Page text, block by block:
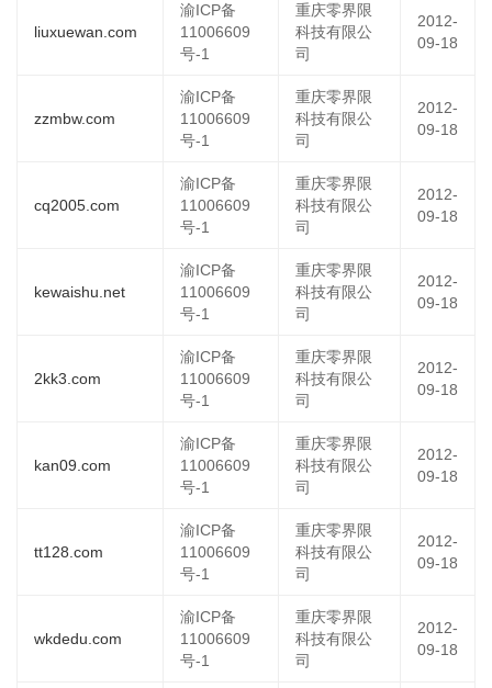
liuxuewan.com
渝ICP备
11006609
号-1
重庆零界限
科技有限公
司
2012-
09-18
zzmbw.com
渝ICP备
11006609
号-1
重庆零界限
科技有限公
司
2012-
09-18
cq2005.com
渝ICP备
11006609
号-1
重庆零界限
科技有限公
司
2012-
09-18
kewaishu.net
渝ICP备
11006609
号-1
重庆零界限
科技有限公
司
2012-
09-18
2kk3.com
渝ICP备
11006609
号-1
重庆零界限
科技有限公
司
2012-
09-18
kan09.com
渝ICP备
11006609
号-1
重庆零界限
科技有限公
司
2012-
09-18
tt128.com
渝ICP备
11006609
号-1
重庆零界限
科技有限公
司
2012-
09-18
wkdedu.com
渝ICP备
11006609
号-1
重庆零界限
科技有限公
司
2012-
09-18